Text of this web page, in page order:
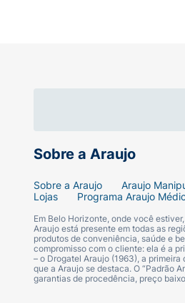
Sobre a Araujo
Sobre a Araujo Araujo
Lojas
Programa Araujo
Em Belo Horizonte, onde você
Araujo está presente em todas as
produtos de conveniência, saúde e
compromisso com o cliente: ela é a
– o Drogatel Araujo (1963), a
que a Araujo se destaca. O “Padrão
garantias de procedência, preço